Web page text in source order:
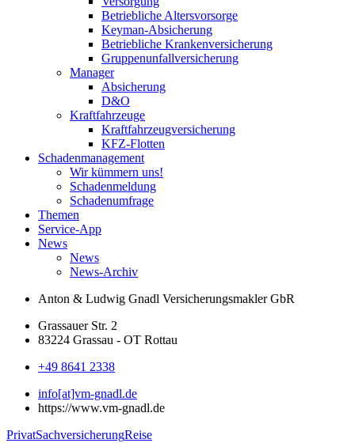
Betriebliche Altersvorsorge
Keyman-Absicherung
Betriebliche Krankenversicherung
Gruppenunfallversicherung
Manager
Absicherung
D&O
Kraftfahrzeuge
Kraftfahrzeugversicherung
KFZ-Flotten
Schadenmanagement
Wir kümmern uns!
Schadenmeldung
Schadenumfrage
Themen
Service-App
News
News
News-Archiv
Anton & Ludwig Gnadl Versicherungsmakler GbR
Grassauer Str. 2
83224 Grassau - OT Rottau
+49 8641 2338
info[at]vm-gnadl.de
https://www.vm-gnadl.de
PrivatSachversicherungReise